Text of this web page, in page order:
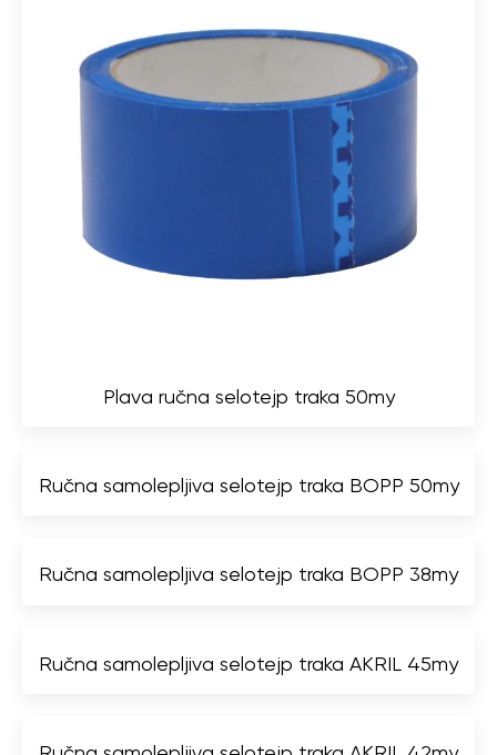
Plava ručna selotejp traka 50my
Ručna samolepljiva selotejp traka BOPP 50my
Ručna samolepljiva selotejp traka BOPP 38my
Ručna samolepljiva selotejp traka AKRIL 45my